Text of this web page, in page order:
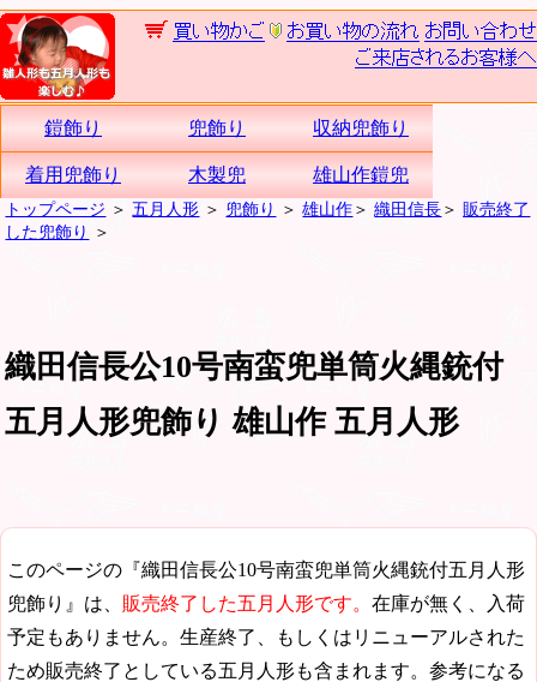
鎧飾り 兜飾り 収納兜飾り
着用兜飾り 木製兜 雄山作鎧兜
トップページ ＞五月人形 ＞ 兜飾り ＞雄山作＞織田信長＞ 販売終了
した兜飾り
＞
織田信長公10号南蛮兜単筒火縄銃付
五月人形兜飾り 雄山作 五月人形
このページの『織田信長公10号南蛮兜単筒火縄銃付五月人形
兜飾り』は、 販売終了した五月人形です。 在庫が無く、入荷
予定もありません。生産終了、もしくはリニューアルされた
ため販売終了としている五月人形も含まれます。参考になる